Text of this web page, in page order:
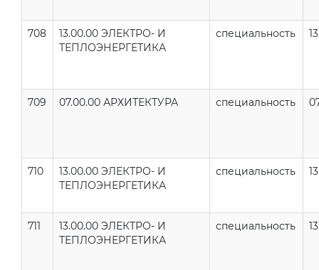
708
13.00.00 ЭЛЕКТРО- И
ТЕПЛОЭНЕРГЕТИКА
специальность
709 07.00.00 АРХИТЕКТУРА специальность
710
13.00.00 ЭЛЕКТРО- И
ТЕПЛОЭНЕРГЕТИКА
специальность
711
13.00.00 ЭЛЕКТРО- И
ТЕПЛОЭНЕРГЕТИКА
специальность